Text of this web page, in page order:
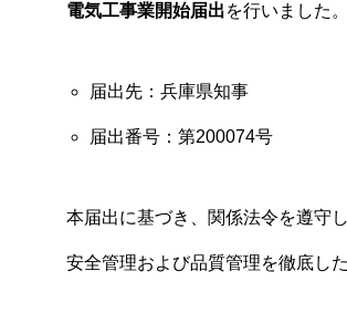
電気工事業開始届出を行いました。
届出先：兵庫県知事
届出番号：第200074号
本届出に基づき、関係法令を遵守し
安全管理および品質管理を徹底し